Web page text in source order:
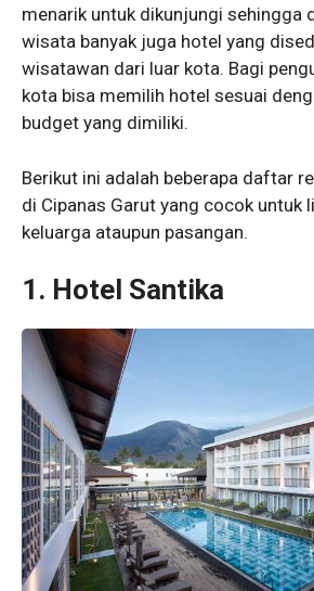
menarik untuk dikunjungi sehingga
wisata banyak juga hotel yang
wisatawan dari luar kota. Bagi
kota bisa memilih hotel sesuai
budget yang dimiliki.
Berikut ini adalah beberapa daftar
di Cipanas Garut yang cocok untuk
keluarga ataupun pasangan.
1. Hotel Santika